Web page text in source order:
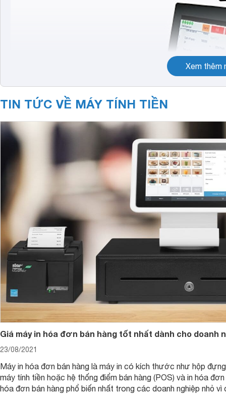
Thiết bị ePOS QT-68 còn được trang bị một phần mềm
các giao dịch một cách hiệu quả, nhanh chóng, chỉ với
vậy bạn sẽ không tốn nhiều thời gian để học cách sử dụng
cửa hàng, siêu thị, nhà hàng ăn uống, quán cà phê,..
Bên cạnh đó, máy tính tiền cảm ứng ePOS QT-68 còn có
Xem thêm
TIN TỨC VỀ MÁY TÍNH TIỀN
Giá máy in hóa đơn bán hàng tốt nhất dành cho doanh
23/08/2021
Máy in hóa đơn bán hàng là máy in có kích thước như hộp
máy tính tiền hoặc hệ thống điểm bán hàng (POS) và in hóa
hóa đơn bán hàng phổ biến nhất trong các doanh nghiệp nhỏ vì